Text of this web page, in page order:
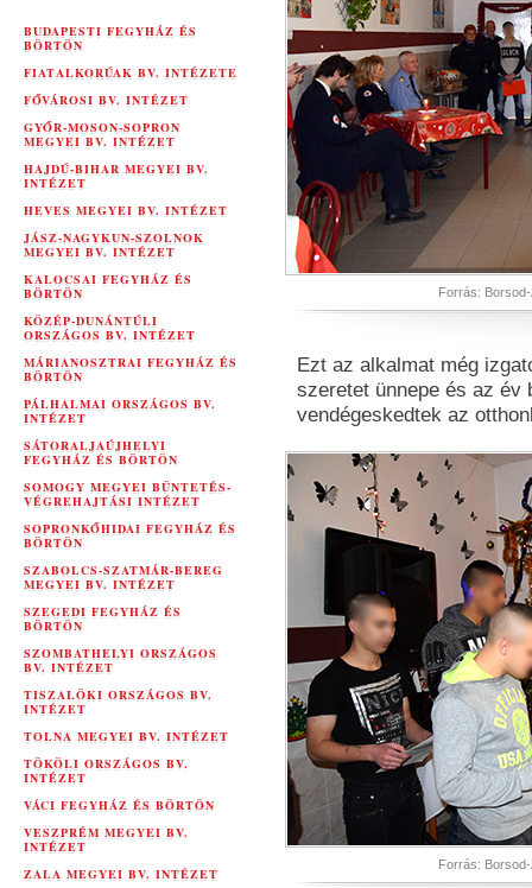
BUDAPESTI FEGYHÁZ ÉS
BÖRTÖN
FIATALKORÚAK BV. INTÉZETE
FŐVÁROSI BV. INTÉZET
GYŐR-MOSON-SOPRON
MEGYEI BV. INTÉZET
HAJDÚ-BIHAR MEGYEI BV.
INTÉZET
HEVES MEGYEI BV. INTÉZET
JÁSZ-NAGYKUN-SZOLNOK
MEGYEI BV. INTÉZET
KALOCSAI FEGYHÁZ ÉS
BÖRTÖN
KÖZÉP-DUNÁNTÚLI
ORSZÁGOS BV. INTÉZET
MÁRIANOSZTRAI FEGYHÁZ ÉS
BÖRTÖN
PÁLHALMAI ORSZÁGOS BV.
INTÉZET
SÁTORALJAÚJHELYI
FEGYHÁZ ÉS BÖRTÖN
SOMOGY MEGYEI BÜNTETÉS-
VÉGREHAJTÁSI INTÉZET
SOPRONKŐHIDAI FEGYHÁZ ÉS
BÖRTÖN
SZABOLCS-SZATMÁR-BEREG
MEGYEI BV. INTÉZET
SZEGEDI FEGYHÁZ ÉS
BÖRTÖN
SZOMBATHELYI ORSZÁGOS
BV. INTÉZET
TISZALÖKI ORSZÁGOS BV.
INTÉZET
TOLNA MEGYEI BV. INTÉZET
TÖKÖLI ORSZÁGOS BV.
INTÉZET
VÁCI FEGYHÁZ ÉS BÖRTÖN
VESZPRÉM MEGYEI BV.
INTÉZET
ZALA MEGYEI BV. INTÉZET
Forrás:
Ezt az alkalmat még
szeretet ünnepe és az év
vendégeskedtek az
Forrás: